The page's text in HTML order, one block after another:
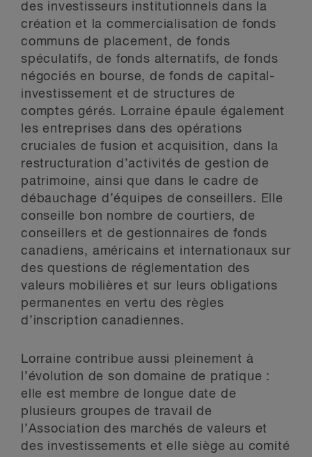
des investisseurs institutionnels dans la
création et la commercialisation de fonds
communs de placement, de fonds
spéculatifs, de fonds alternatifs, de fonds
négociés en bourse, de fonds de capital-
investissement et de structures de
comptes gérés. Lorraine épaule également
les entreprises dans des opérations
cruciales de fusion et acquisition, dans la
restructuration d’activités de gestion de
patrimoine, ainsi que dans le cadre de
débauchage d’équipes de conseillers. Elle
conseille bon nombre de courtiers, de
conseillers et de gestionnaires de fonds
canadiens, américains et internationaux sur
des questions de réglementation des
valeurs mobilières et sur leurs obligations
permanentes en vertu des règles
d’inscription canadiennes.
Lorraine contribue aussi pleinement à
l’évolution de son domaine de pratique :
elle est membre de longue date de
plusieurs groupes de travail de
l’Association des marchés de valeurs et
des investissements et elle siège au comité